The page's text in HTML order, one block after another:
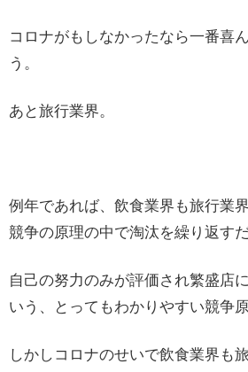
コロナがもしなかったなら一番喜
う。
あと旅行業界。
例年であれば、飲食業界も旅行業
競争の原理の中で淘汰を繰り返す
自己の努力のみが評価され繁盛店
いう、とってもわかりやすい競争原
しかしコロナのせいで飲食業界も